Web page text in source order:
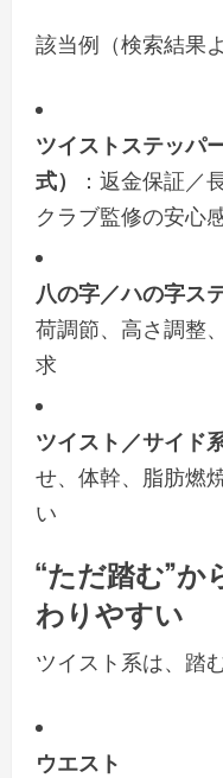
該当例（検索結果よ
ツイストステッパ
式）
：返金保証／
クラブ監修の安心
八の字／ハの字ス
荷調節、高さ調整
求
ツイスト／サイド
せ、体幹、脂肪燃
い
“ただ踏む”か
わりやすい
ツイスト系は、踏
ウエスト